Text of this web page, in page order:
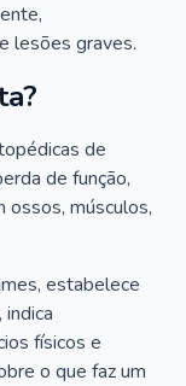
lesões graves.
de
de função,
ossos, músculos,
estabelece
físicos e
o que faz um